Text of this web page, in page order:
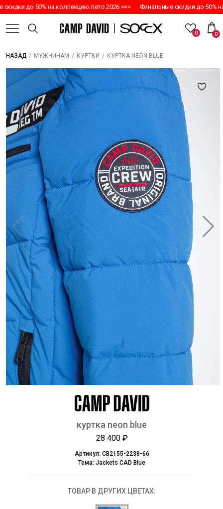
до 50% на коллекцию лето 2026 >>> Финальные скидки до 50%
0 0
НАЗАД / МУЖЧИНАМ / КУРТКИ / КУРТКА NEON BLUE
куртка neon blue
28 400 ₽
Артикул: CB2155-2238-66
Тема: Jackets CAD Blue
ТОВАР В ДРУГИХ ЦВЕТАХ: